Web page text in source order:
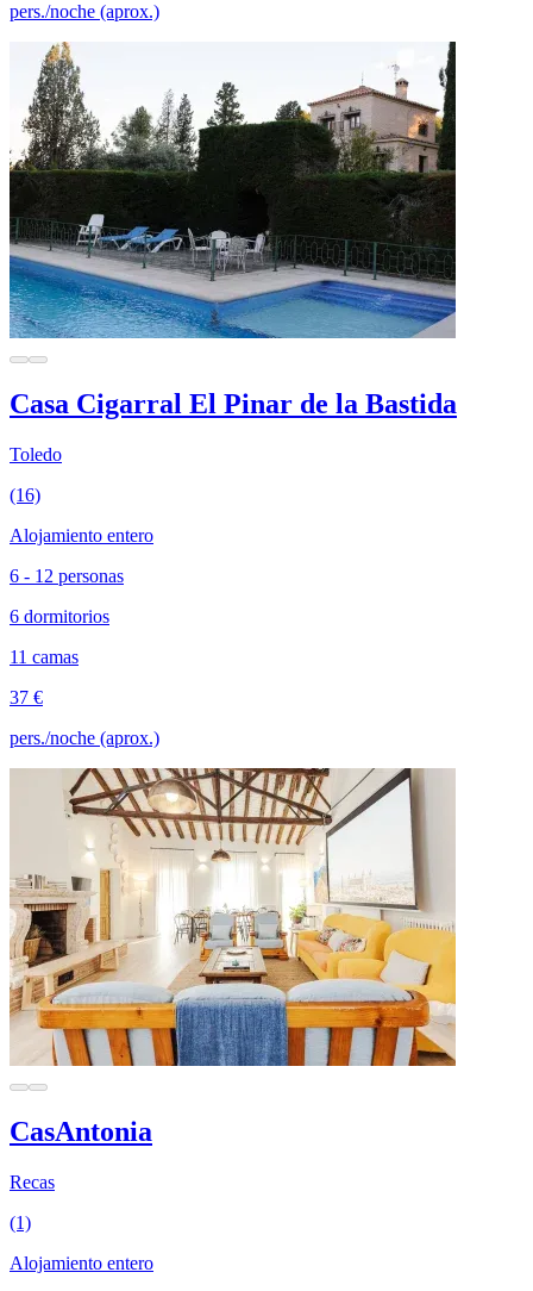
pers./noche (aprox.)
Casa Cigarral El Pinar de la Bastida
Toledo
(16)
Alojamiento entero
6 - 12 personas
6 dormitorios
11 camas
37 €
pers./noche (aprox.)
CasAntonia
Recas
(1)
Alojamiento entero